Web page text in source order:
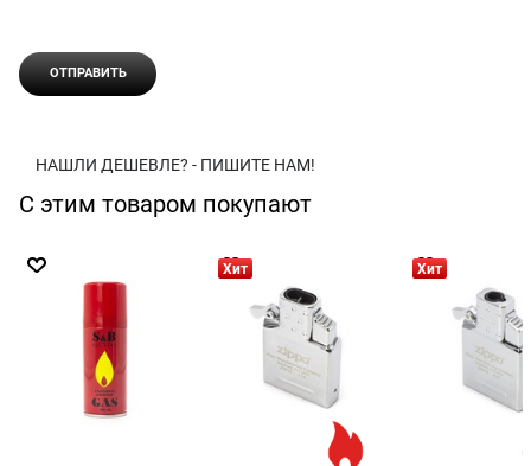
НАШЛИ ДЕШЕВЛЕ? - ПИШИТЕ НАМ!
С этим товаром покупают
Хит Хит